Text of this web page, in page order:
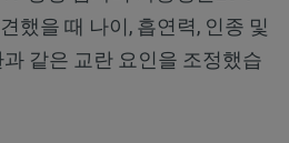
했을 때 나이, 흡연력, 인종 및
같은 교란 요인을 조정했습